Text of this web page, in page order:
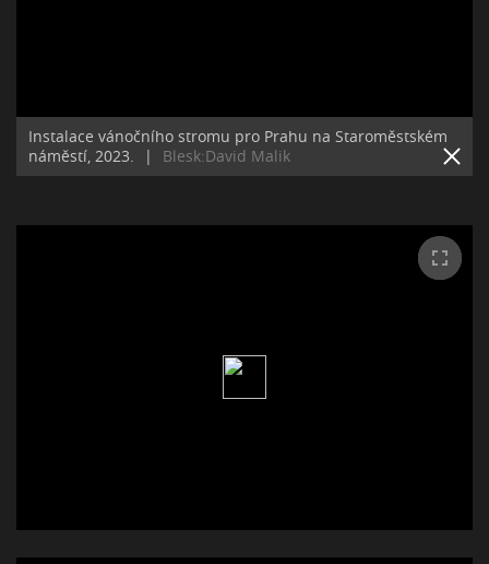
Instalace vánočního stromu pro Prahu na Staroměstském
náměstí, 2023.
| Blesk:David Malik